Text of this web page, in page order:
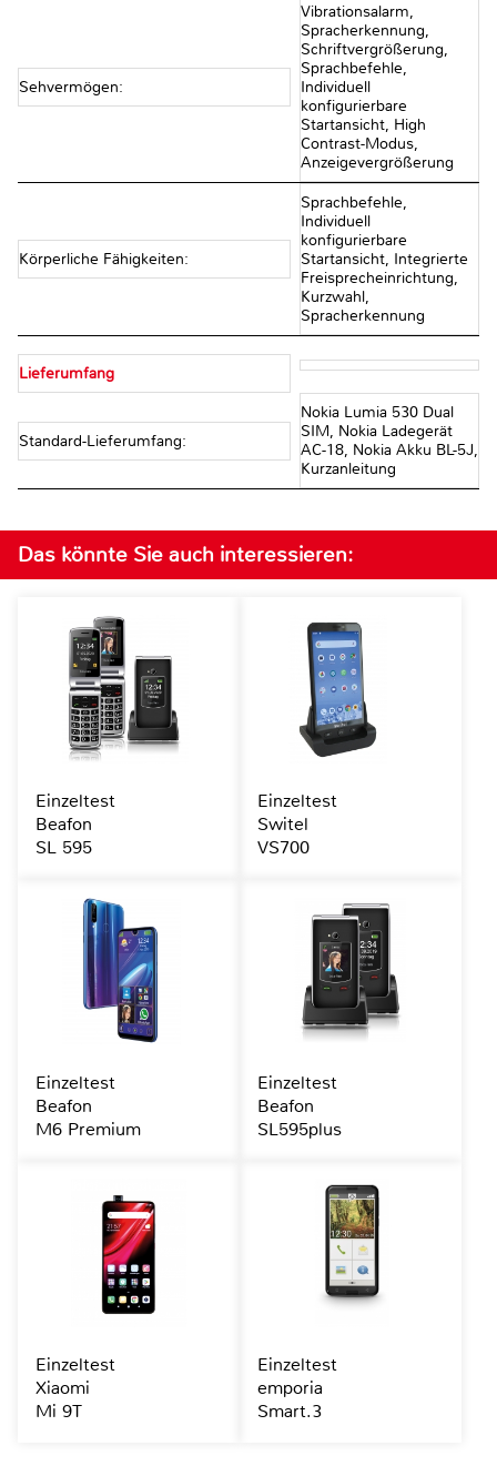
Sehvermögen:
Vibrationsalarm,
Spracherkennung,
Schriftvergrößerung,
Sprachbefehle,
Individuell
konfigurierbare
Startansicht, High
Contrast-Modus,
Anzeigevergrößerung
Körperliche Fähigkeiten:
Sprachbefehle,
Individuell
konfigurierbare
Startansicht, Integrierte
Freisprecheinrichtung,
Kurzwahl,
Spracherkennung
Lieferumfang
Standard-Lieferumfang:
Nokia Lumia 530 Dual
SIM, Nokia Ladegerät
AC-18, Nokia Akku BL-5J,
Kurzanleitung
Das könnte Sie auch interessieren:
Einzeltest
Beafon
SL 595
Einzeltest
Switel
VS700
Einzeltest
Beafon
M6 Premium
Einzeltest
Beafon
SL595plus
Einzeltest
Xiaomi
Mi 9T
Einzeltest
emporia
Smart.3